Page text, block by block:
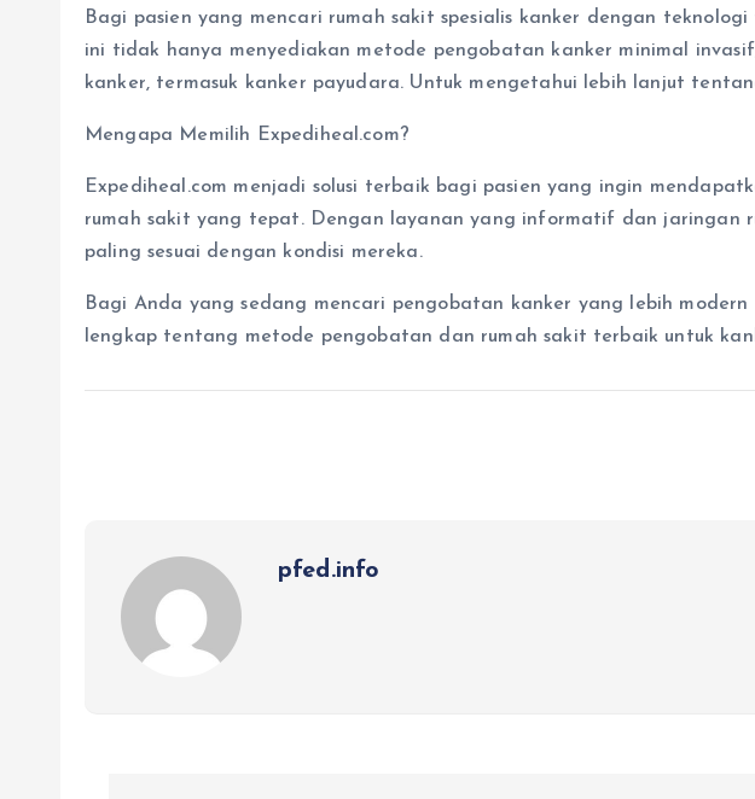
Bagi pasien yang mencari rumah sakit spesialis kanker dengan
ini tidak hanya menyediakan metode pengobatan kanker minimal
kanker, termasuk kanker payudara. Untuk mengetahui lebih lanjut
Mengapa Memilih Expediheal.com?
Expediheal.com menjadi solusi terbaik bagi pasien yang ingin
rumah sakit yang tepat. Dengan layanan yang informatif dan jaringan
paling sesuai dengan kondisi mereka.
Bagi Anda yang sedang mencari pengobatan kanker yang lebih
lengkap tentang metode pengobatan dan rumah sakit terbaik untuk
pfed.info